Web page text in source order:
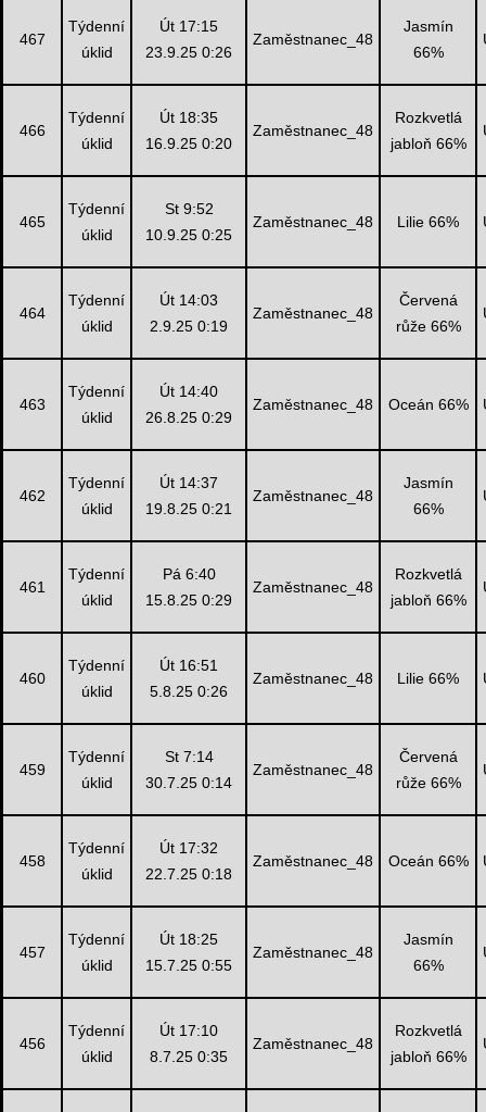
467
Týdenní
úklid
Út 17:15
23.9.25 0:26
Zaměstnanec_48
Jasmín
66%
466
Týdenní
úklid
Út 18:35
16.9.25 0:20
Zaměstnanec_48
Rozkvetlá
jabloň 66%
465
Týdenní
úklid
St 9:52
10.9.25 0:25
Zaměstnanec_48 Lilie 66%
464
Týdenní
úklid
Út 14:03
2.9.25 0:19
Zaměstnanec_48
Červená
růže 66%
463
Týdenní
úklid
Út 14:40
26.8.25 0:29
Zaměstnanec_48 Oceán 66%
462
Týdenní
úklid
Út 14:37
19.8.25 0:21
Zaměstnanec_48
Jasmín
66%
461
Týdenní
úklid
Pá 6:40
15.8.25 0:29
Zaměstnanec_48
Rozkvetlá
jabloň 66%
460
Týdenní
úklid
Út 16:51
5.8.25 0:26
Zaměstnanec_48 Lilie 66%
459
Týdenní
úklid
St 7:14
30.7.25 0:14
Zaměstnanec_48
Červená
růže 66%
458
Týdenní
úklid
Út 17:32
22.7.25 0:18
Zaměstnanec_48 Oceán 66%
457
Týdenní
úklid
Út 18:25
15.7.25 0:55
Zaměstnanec_48
Jasmín
66%
456
Týdenní
úklid
Út 17:10
8.7.25 0:35
Zaměstnanec_48
Rozkvetlá
jabloň 66%